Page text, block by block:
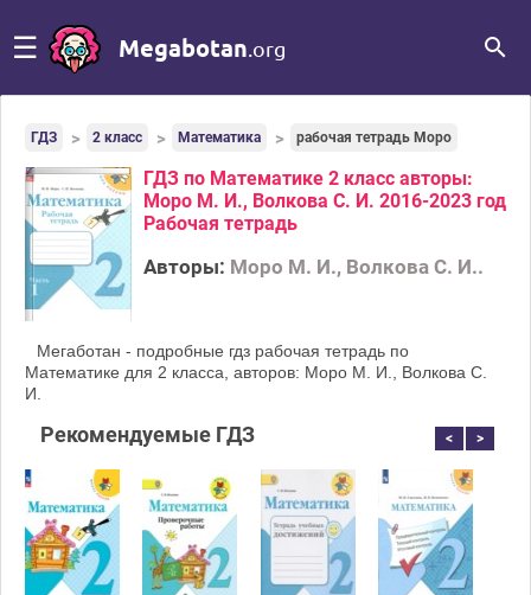
☰ Megabotan .org
ГДЗ 2 класс Математика рабочая тетрадь Моро
ГДЗ по Математике 2 класс авторы:
Моро М. И., Волкова С. И. 2016-2023 год
Рабочая тетрадь
Авторы: Моро М. И., Волкова С. И..
Мегаботан - подробные гдз рабочая тетрадь по
Математике для 2 класса, авторов: Моро М. И., Волкова С.
И.
Рекомендуемые ГДЗ < >